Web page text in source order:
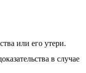
или его утери.
в случае